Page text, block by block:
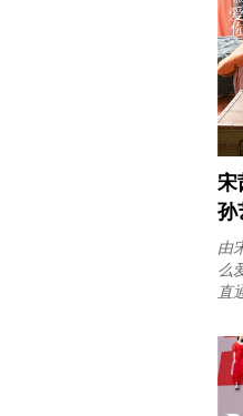
宋
孙
由
么
直